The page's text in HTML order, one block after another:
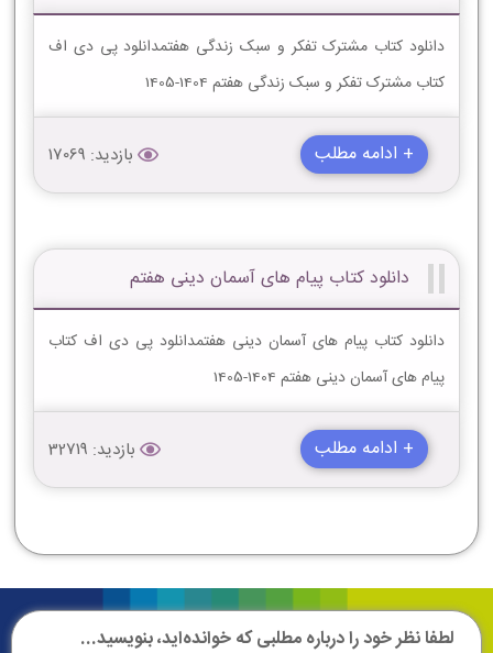
دانلود کتاب مشترک تفکر و سبک زندگی هفتمدانلود پی دی اف
کتاب مشترک تفکر و سبک زندگی هفتم 1404-1405
+ ادامه مطلب بازدید: 17069
دانلود کتاب پیام های آسمان دینی هفتم
دانلود کتاب پیام های آسمان دینی هفتمدانلود پی دی اف کتاب
پیام های آسمان دینی هفتم 1404-1405
+ ادامه مطلب بازدید: 32719
لطفا نظر خود را درباره مطلبی که خوانده‌اید، بنویسید...